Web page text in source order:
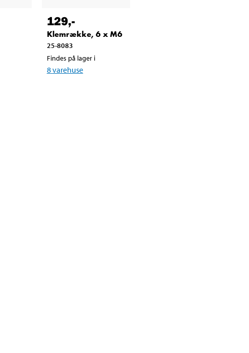
129,-
Klemrække, 6 x M6
25-8083
Findes på lager i
8varehuse